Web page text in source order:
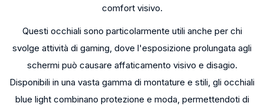
comfort visivo.
Questi occhiali sono particolarmente utili anche per chi
svolge attività di gaming, dove l'esposizione prolungata agli
schermi può causare affaticamento visivo e disagio.
Disponibili in una vasta gamma di montature e stili, gli occhiali
blue light combinano protezione e moda, permettendoti di